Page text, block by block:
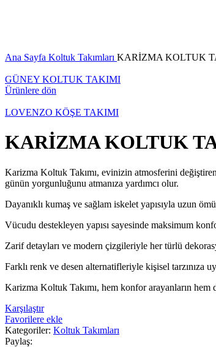
Ana Sayfa Koltuk Takımları KARİZMA KOLTUK
GÜNEY KOLTUK TAKIMI
Ürünlere dön
LOVENZO KÖŞE TAKIMI
KARİZMA KOLTUK
Karizma Koltuk Takımı, evinizin atmosferini
günün yorgunluğunu atmanıza yardımcı olur.
Dayanıklı kumaş ve sağlam iskelet yapısıyla uzun
Vücudu destekleyen yapısı sayesinde maksimum
Zarif detayları ve modern çizgileriyle her türlü
Farklı renk ve desen alternatifleriyle kişisel tarzınıza
Karizma Koltuk Takımı, hem konfor arayanların
Karşılaştır
Favorilere ekle
Kategoriler: Koltuk Takımları
Paylaş: